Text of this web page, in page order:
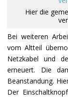
Hier die
Bei weiteren
vom Altteil
Netzkabel und
erneuert. Die
Beanstandung.
Der